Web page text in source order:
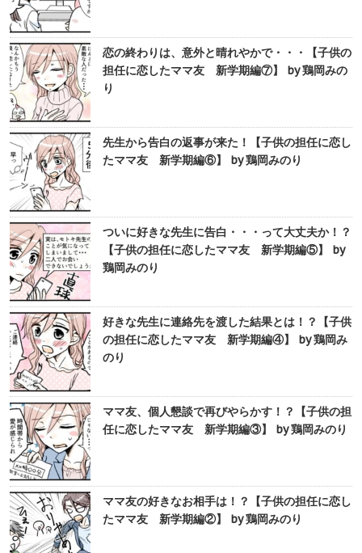
恋の終わりは、意外と晴れやかで・・・【子供の
担任に恋したママ友 新学期編⑦】 by 鶏岡みの
り
先生から告白の返事が来た！【子供の担任に恋し
たママ友 新学期編⑥】 by 鶏岡みのり
ついに好きな先生に告白・・・って大丈夫か！？
【子供の担任に恋したママ友 新学期編⑤】 by
鶏岡みのり
好きな先生に連絡先を渡した結果とは！？【子供
の担任に恋したママ友 新学期編④】 by 鶏岡み
のり
ママ友、個人懇談で再びやらかす！？【子供の担
任に恋したママ友 新学期編③】 by 鶏岡みのり
ママ友の好きなお相手は！？【子供の担任に恋し
たママ友 新学期編②】 by 鶏岡みのり